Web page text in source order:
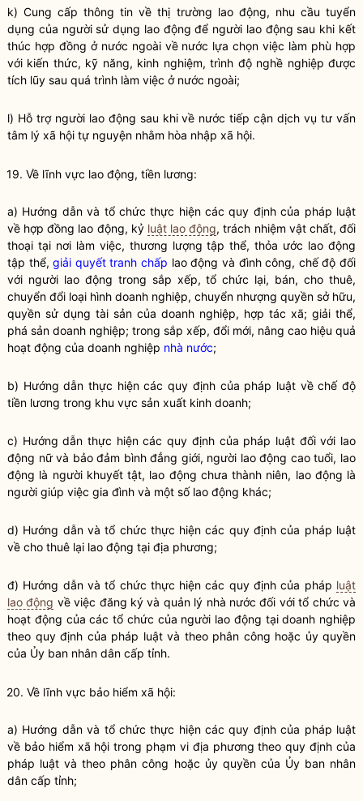
k) Cung cấp thông tin về thị trường lao động, nhu cầu tuyển
dụng của người sử dụng lao động để người lao động sau khi kết
thúc hợp đồng ở nước ngoài về nước lựa chọn việc làm phù hợp
với kiến thức, kỹ năng, kinh nghiệm, trình độ nghề nghiệp được
tích lũy sau quá trình làm việc ở nước ngoài;
l) Hỗ trợ người lao động sau khi về nước tiếp cận dịch vụ tư vấn
tâm lý xã hội tự nguyện nhằm hòa nhập xã hội.
19. Về lĩnh vực lao động, tiền lương:
a) Hướng dẫn và tổ chức thực hiện các quy định của pháp luật
về hợp đồng lao động, kỷ luật lao động, trách nhiệm vật chất, đối
thoại tại nơi làm việc, thương lượng tập thể, thỏa ước lao động
tập thể,giải quyết tranh chấp lao động và đình công, chế độ đối
với người lao động trong sắp xếp, tổ chức lại, bán, cho thuê,
chuyển đổi loại hình doanh nghiệp, chuyển nhượng quyền sở hữu,
quyền sử dụng tài sản của doanh nghiệp, hợp tác xã; giải thể,
phá sản doanh nghiệp; trong sắp xếp, đổi mới, nâng cao hiệu quả
hoạt động của doanh nghiệp nhà nước;
b) Hướng dẫn thực hiện các quy định của pháp luậtvề chế độ
tiền lương trong khu vực sản xuất kinh doanh;
c) Hướng dẫn thực hiện các quy định của pháp luậtđối với lao
động nữ và bảo đảm bình đẳng giới, người lao động cao tuổi, lao
động là người khuyết tật, lao động chưa thành niên, lao động là
người giúp việc gia đình và một số lao động khác;
d) Hướng dẫn và tổ chức thực hiện các quy định của pháp luật
về cho thuê lại lao động tại địa phương;
đ) Hướng dẫn và tổ chức thực hiện các quy định của pháp luật
lao động về việc đăng ký và quản lý nhà nước đối với tổ chức và
hoạt động của các tổ chức của người lao động tại doanh nghiệp
theo quy định của pháp luậtvà theo phân công hoặc ủy quyền
của Ủy ban nhân dân cấp tỉnh.
20. Về lĩnh vực bảo hiểm xã hội:
a) Hướng dẫn và tổ chức thực hiện các quy định của pháp luật
về bảo hiểm xã hội trong phạm vi địa phương theo quy định của
pháp luật và theo phân công hoặc ủy quyềncủa Ủy ban nhân
dân cấp tỉnh;